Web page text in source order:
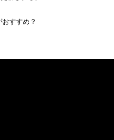
おすすめ？